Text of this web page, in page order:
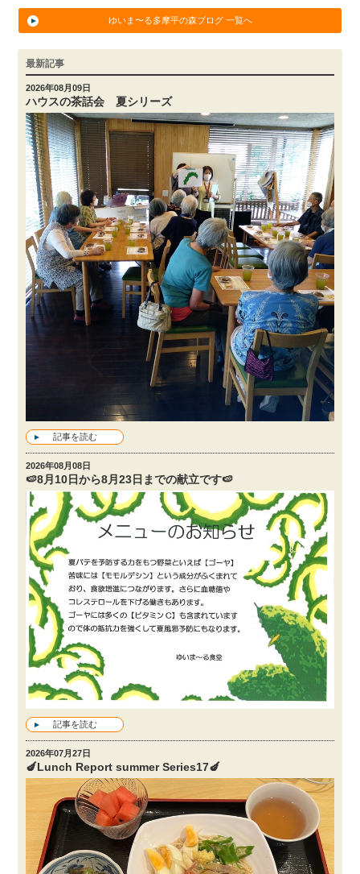
ゆいま〜る多摩平の森ブログ 一覧へ
最新記事
2026年08月09日
ハウスの茶話会 夏シリーズ
記事を読む
2026年08月08日
🍉8月10日から8月23日までの献立です🍉
記事を読む
2026年07月27日
🍆Lunch Report summer Series17🍆